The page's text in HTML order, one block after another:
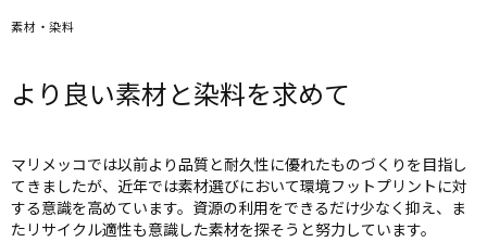
素材・染料
より良い素材と染料を求めて
マリメッコでは以前より品質と耐久性に優れたものづくりを目指し
てきましたが、近年では素材選びにおいて環境フットプリントに対
する意識を高めています。資源の利用をできるだけ少なく抑え、ま
たリサイクル適性も意識した素材を探そうと努力しています。